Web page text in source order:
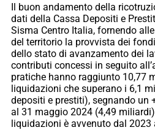
Il buon andamento della
dati della Cassa Depositi e
Sisma Centro Italia, fornendo
del territorio la provvista dei
dello stato di avanzamento dei
contributi concessi in seguito
pratiche hanno raggiunto 10,77
liquidazioni che superano i 6,1
depositi e prestiti), segnando un
al 31 maggio 2024 (4,49
liquidazioni è avvenuto dal 2023